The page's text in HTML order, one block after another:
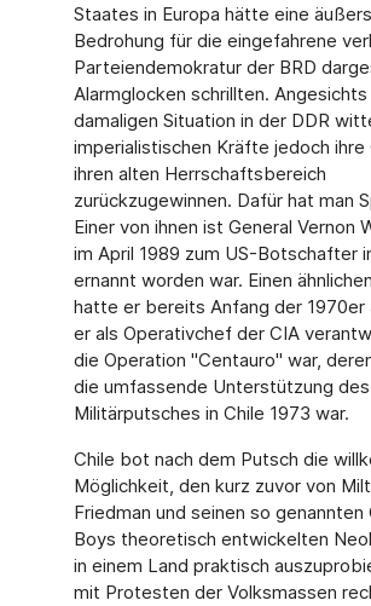
Staates in Europa hätte eine
Bedrohung für die eingefahrene
Parteiendemokratur der BRD
Alarmglocken schrillten.
damaligen Situation in der DDR
imperialistischen Kräfte jedoch ihre
ihren alten Herrschaftsbereich
zurückzugewinnen. Dafür hat man
Einer von ihnen ist General Vernon
im April 1989 zum US-Botschafter
ernannt worden war. Einen
hatte er bereits Anfang der 1970er
er als Operativchef der CIA
die Operation "Centauro" war,
die umfassende Unterstützung des
Militärputsches in Chile 1973 war.
Chile bot nach dem Putsch die
Möglichkeit, den kurz zuvor von
Friedman und seinen so genannten
Boys theoretisch entwickelten
in einem Land praktisch
mit Protesten der Volksmassen